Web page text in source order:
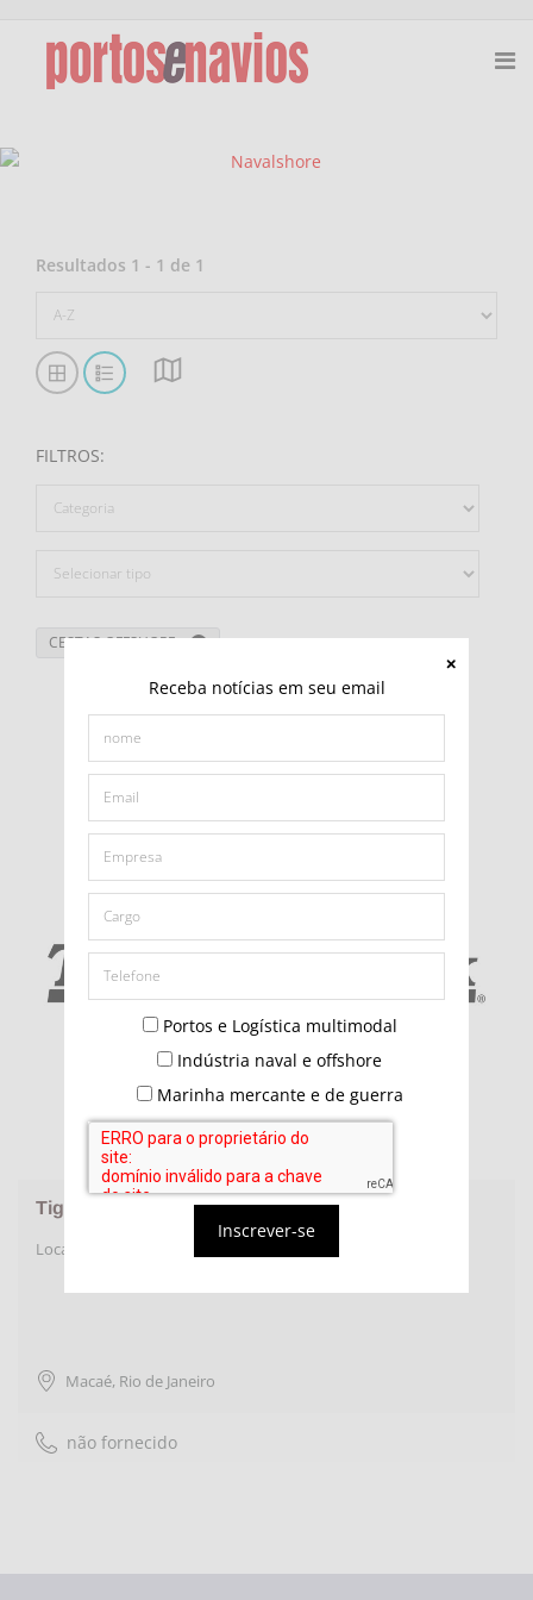
Receba notícias em seu email
Portos e Logística multimodal
Indústria naval e offshore
Marinha mercante e de guerra
Inscrever-se
Resultados 1 - 1 de 1
FILTROS:
CESTAS OFFSHORE
Tiger Rentank do Brasil
Locação de Equipamentos para logística Onshore & Offshore
Macaé, Rio de Janeiro
não fornecido